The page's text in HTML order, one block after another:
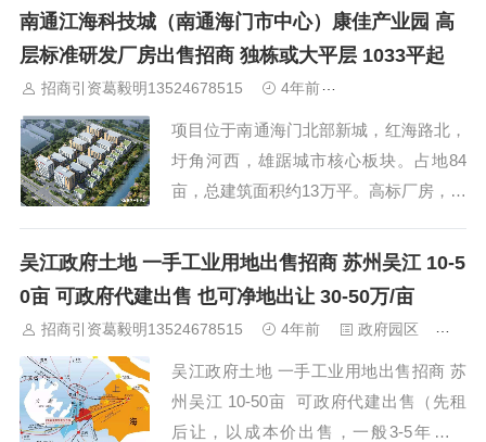
守护产业强国之路。在过去 7 年的发展历
程中，我们积累了丰富的产业园招商服务
经验，也形成了中南高科蕞引以为傲的竞
争力之一，而灯塔瓴科，将把...
南通江海科技城（南通海门市中心）康佳产业园 高
层标准研发厂房出售招商 独栋或大平层 1033平起
招商引资葛毅明13524678515 4年前
项目位于南通海门北部新城，红海路北，
圩角河西，雄踞城市核心板块。占地84
亩，总建筑面积约13万平。高标厂房，生
积】：五层独栋：1970㎡；六层独栋：7
808㎡，可分层，单层1306㎡；七层独
栋：9115㎡，可分层，单层1306㎡；十
二层办公：12947㎡，可分...
吴江政府土地 一手工业用地出售招商 苏州吴江 10-5
0亩 可政府代建出售 也可净地出让 30-50万/亩
招商引资葛毅明13524678515 4年前 政府园区
吴江政府土地 一手工业用地出售招商 苏
州吴江 10-50亩 可政府代建出售（先租
后让，以成本价出售，一般3-5年考核